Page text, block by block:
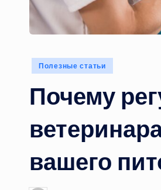
Опубликовано
Полезные статьи
Почему
вашего